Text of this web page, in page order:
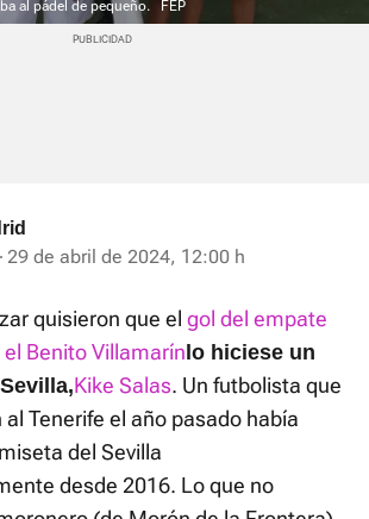
al pádel de pequeño. FEP
29 de abril de 2024, 12:00 h
quisieron que el gol del empate
Benito Villamarín lo hiciese un
Kike Salas. Un futbolista que
Tenerife el año pasado había
del Sevilla
desde 2016. Lo que no